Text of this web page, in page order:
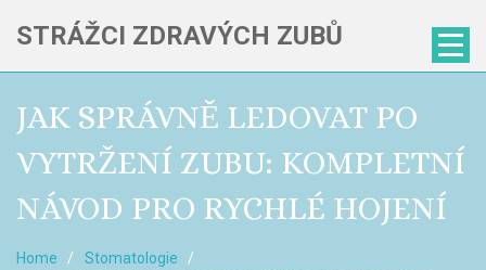
STRÁŽCI ZDRAVÝCH ZUBŮ
JAK SPRÁVNĚ LEDOVAT PO
VYTRŽENÍ ZUBU: KOMPLETNÍ
NÁVOD PRO RYCHLÉ HOJENÍ
Home
Stomatologie